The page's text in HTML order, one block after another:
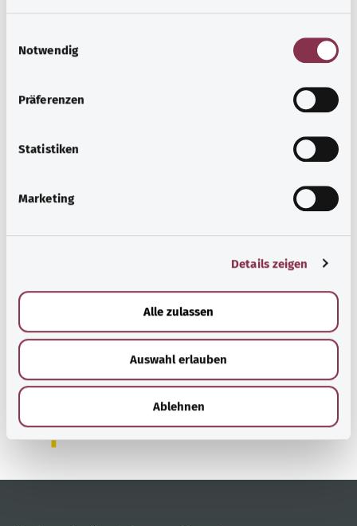
Notwendig
Präferenzen
Statistiken
Marketing
Details zeigen
Alle zulassen
Auswahl erlauben
Ablehnen
Mpox
Mpox sind eine Viruserkrankung mit charakteristischen
Hautveränderungen. Eine Ansteckung erfolgt bei engem
Ayrıntılı bilgi edinin
Başa dön
Federal Sağlık Bakanlığı'nın
bir hizmetidir.